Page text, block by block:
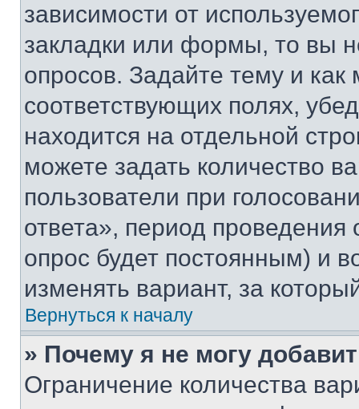
зависимости от
закладки или формы, то вы
опросов. Задайте тему и
соответствующих полях,
находится на отдельной
можете задать количество
пользователи при
ответа», период проведения
опрос будет постоянным) и
изменять вариант, за
Вернуться к началу
» Почему я не могу
Ограничение количества